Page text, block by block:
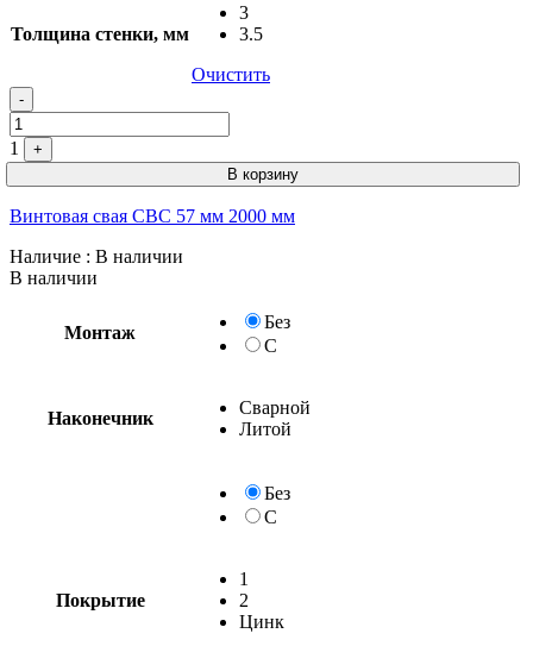
Толщина стенки, мм
3
3.5
Очистить
-
1
+
В корзину
Винтовая свая СВС 57 мм 2000 мм
Наличие : В наличии
В наличии
Монтаж
Без
С
Наконечник
Сварной
Литой
Без
С
Покрытие
1
2
Цинк